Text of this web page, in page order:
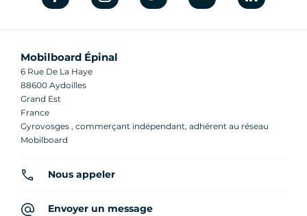
Mobilboard Épinal
6 Rue De La Haye
88600 Aydoilles
Grand Est
France
Gyrovosges , commerçant indépendant, adhérent au réseau
Mobilboard
Nous appeler
Envoyer un message